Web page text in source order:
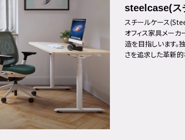
steelcase(ス
スチールケース
オフィス家具メーカ
造を目指しいます。
さを追求した革新的